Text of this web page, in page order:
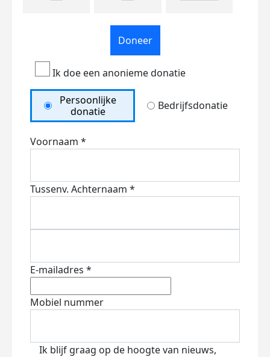
Doneer
Ik doe een anonieme donatie
Persoonlijke
donatie
Bedrijfsdonatie
Voornaam *
Tussenv. Achternaam *
E-mailadres *
Mobiel nummer
Ik blijf graag op de hoogte van nieuws,